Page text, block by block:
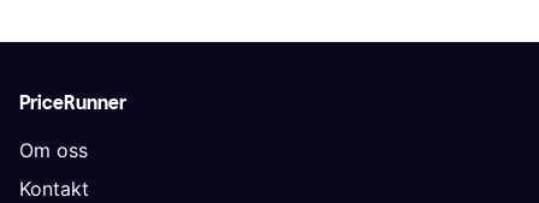
PriceRunner
Om oss
Kontakt